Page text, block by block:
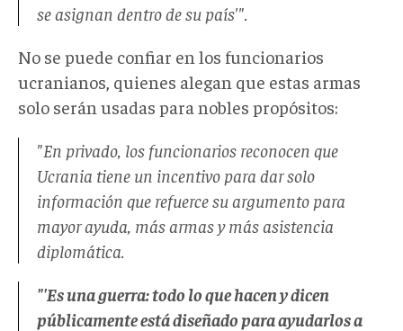
se asignan dentro de su país'".
No se puede confiar en los funcionarios
ucranianos, quienes alegan que estas armas
solo serán usadas para nobles propósitos:
"En privado, los funcionarios reconocen que
Ucrania tiene un incentivo para dar solo
información que refuerce su argumento para
mayor ayuda, más armas y más asistencia
diplomática.
"'Es una guerra: todo lo que hacen y dicen
públicamente está diseñado para ayudarlos a